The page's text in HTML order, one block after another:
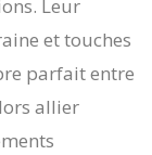
Leur
et touches
parfait entre
allier